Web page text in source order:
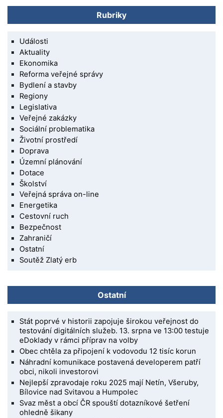
Rubriky
Události
Aktuality
Ekonomika
Reforma veřejné správy
Bydlení a stavby
Regiony
Legislativa
Veřejné zakázky
Sociální problematika
Životní prostředí
Doprava
Územní plánování
Dotace
Školství
Veřejná správa on-line
Energetika
Cestovní ruch
Bezpečnost
Zahraničí
Ostatní
Soutěž Zlatý erb
Ostatní
Stát poprvé v historii zapojuje širokou veřejnost do
testování digitálních služeb. 13. srpna ve 13:00 testuje
eDoklady v rámci příprav na volby
Obec chtěla za připojení k vodovodu 12 tisíc korun
Náhradní komunikace postavená developerem patří
obci, nikoli investorovi
Nejlepší zpravodaje roku 2025 mají Netín, Všeruby,
Bílovice nad Svitavou a Humpolec
Svaz měst a obcí ČR spouští dotazníkové šetření
ohledně šikany